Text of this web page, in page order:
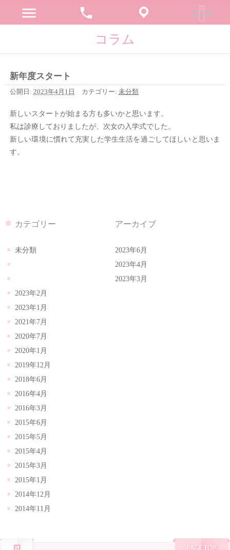
menu phone
コラム
新年度スタート
公開日: 2023年4月1日 カテゴリー: 未分類
新しいスタートが始まる方も多いかと思います。
私は診療しておりましたが、次女の入学式でした。
新しい環境に慣れて充実した学生生活を過ごしてほしいと思いま
す。
カテゴリー
未分類
アーカイブ
2023年6月
2023年4月
2023年3月
2023年2月
2023年1月
2021年7月
2020年7月
2020年1月
2019年12月
2018年6月
2016年4月
2016年3月
2015年6月
2015年5月
2015年4月
2015年3月
2015年1月
2014年12月
2014年11月